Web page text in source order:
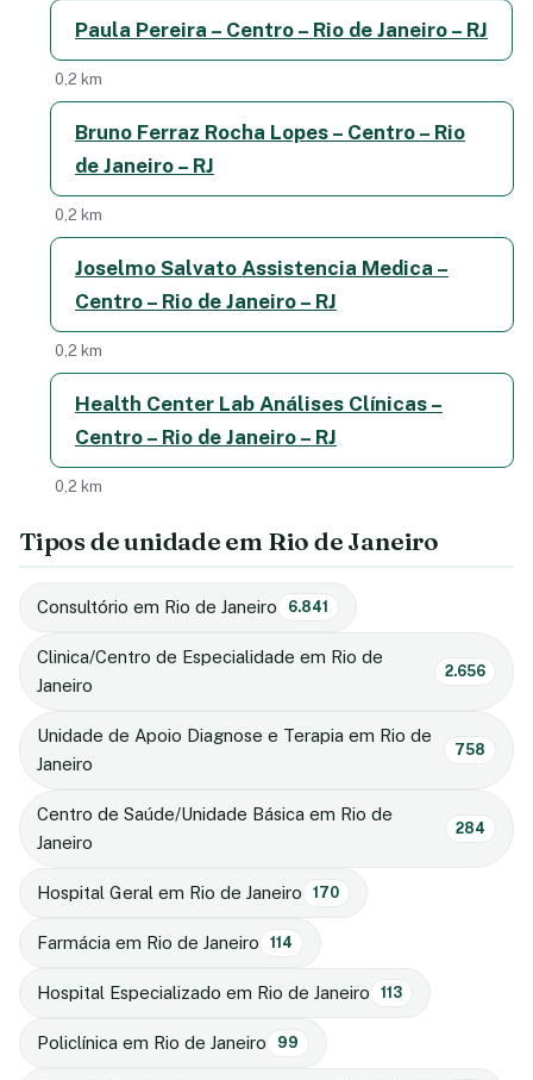
Paula Pereira – Centro – Rio de Janeiro – RJ
0,2 km
Bruno Ferraz Rocha Lopes – Centro – Rio
de Janeiro – RJ
0,2 km
Joselmo Salvato Assistencia Medica –
Centro – Rio de Janeiro – RJ
0,2 km
Health Center Lab Análises Clínicas –
Centro – Rio de Janeiro – RJ
0,2 km
Tipos de unidade em Rio de Janeiro
Consultório em Rio de Janeiro 6.841
Clinica/Centro de Especialidade em Rio de
Janeiro
2.656
Unidade de Apoio Diagnose e Terapia em Rio de
Janeiro
758
Centro de Saúde/Unidade Básica em Rio de
Janeiro
284
Hospital Geral em Rio de Janeiro 170
Farmácia em Rio de Janeiro 114
Hospital Especializado em Rio de Janeiro 113
Policlínica em Rio de Janeiro 99